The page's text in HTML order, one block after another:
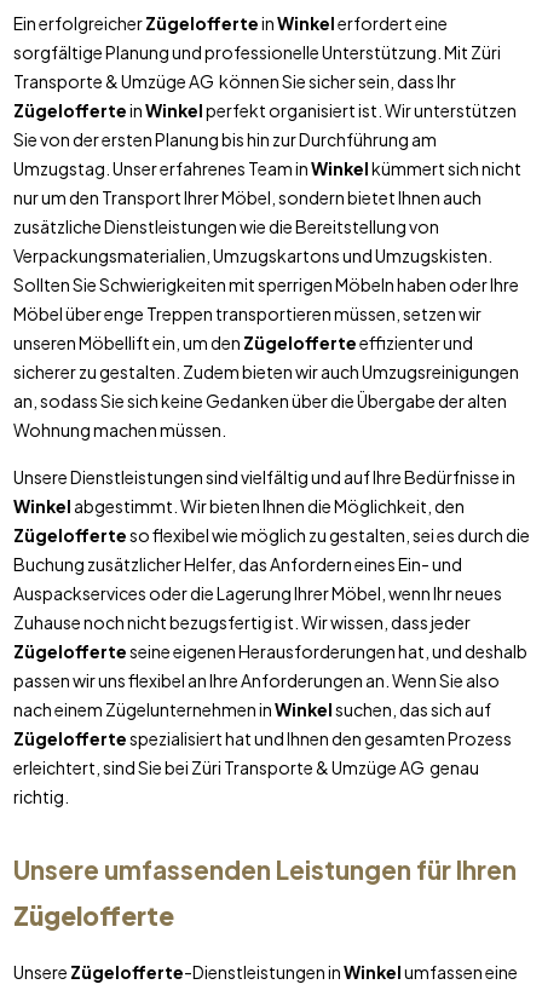
Ein erfolgreicherZügelofferteinWinkelerfordert eine
sorgfältige Planung und professionelle Unterstützung. Mit Züri
Transporte & Umzüge AG können Sie sicher sein, dass Ihr
ZügelofferteinWinkelperfekt organisiert ist. Wir unterstützen
Sie von der ersten Planung bis hin zur Durchführung am
Umzugstag. Unser erfahrenes Team inWinkelkümmert sich nicht
nur um den Transport Ihrer Möbel, sondern bietet Ihnen auch
zusätzliche Dienstleistungen wie die Bereitstellung von
Verpackungsmaterialien, Umzugskartons und Umzugskisten.
Sollten Sie Schwierigkeiten mit sperrigen Möbeln haben oder Ihre
Möbel über enge Treppen transportieren müssen, setzen wir
unseren Möbellift ein, um den Zügelofferteeffizienter und
sicherer zu gestalten. Zudem bieten wir auch Umzugsreinigungen
an, sodass Sie sich keine Gedanken über die Übergabe der alten
Wohnung machen müssen.
Unsere Dienstleistungen sind vielfältig und auf Ihre Bedürfnisse in
Winkel abgestimmt. Wir bieten Ihnen die Möglichkeit, den
Zügelofferteso flexibel wie möglich zu gestalten, sei es durch die
Buchung zusätzlicher Helfer, das Anfordern eines Ein- und
Auspackservices oder die Lagerung Ihrer Möbel, wenn Ihr neues
Zuhause noch nicht bezugsfertig ist. Wir wissen, dass jeder
Zügelofferteseine eigenen Herausforderungen hat, und deshalb
passen wir uns flexibel an Ihre Anforderungen an. Wenn Sie also
nach einem Zügelunternehmen inWinkelsuchen, das sich auf
Zügeloffertespezialisiert hat und Ihnen den gesamten Prozess
erleichtert, sind Sie bei Züri Transporte & Umzüge AG genau
richtig.
Unsere umfassenden Leistungen für Ihren
Zügelofferte
Unsere Zügelofferte-Dienstleistungen inWinkelumfassen eine